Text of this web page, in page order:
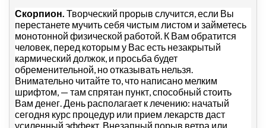
Скорпион. Творческий прорыв случится, если Вы
перестанете мучить себя чистым листом и займетесь
монотонной физической работой. К Вам обратится
человек, перед которым у Вас есть незакрытый
кармический должок, и просьба будет
обременительной, но отказывать нельзя.
Внимательно читайте то, что написано мелким
шрифтом, — там спрятан пункт, способный стоить
Вам денег. День располагает к лечению: начатый
сегодня курс процедур или прием лекарств даст
усиленный эффект. Внезапный порыв ветра или